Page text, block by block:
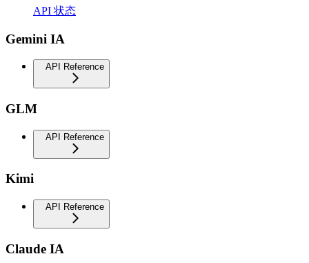
API 状态
Gemini IA
API Reference
GLM
API Reference
Kimi
API Reference
Claude IA